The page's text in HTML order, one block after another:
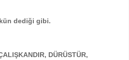
dediği gibi.
DÜRÜSTÜR,